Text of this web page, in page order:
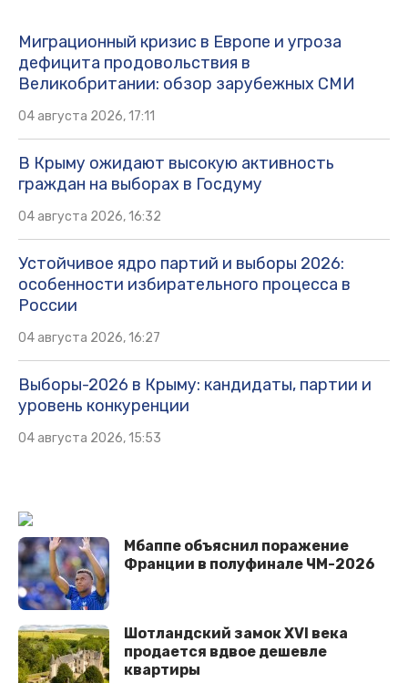
Миграционный кризис в Европе и угроза
дефицита продовольствия в
Великобритании: обзор зарубежных СМИ
04 августа 2026, 17:11
В Крыму ожидают высокую активность
граждан на выборах в Госдуму
04 августа 2026, 16:32
Устойчивое ядро партий и выборы 2026:
особенности избирательного процесса в
России
04 августа 2026, 16:27
Выборы-2026 в Крыму: кандидаты, партии и
уровень конкуренции
04 августа 2026, 15:53
Мбаппе объяснил поражение
Франции в полуфинале ЧМ-2026
Шотландский замок XVI века
продается вдвое дешевле
квартиры